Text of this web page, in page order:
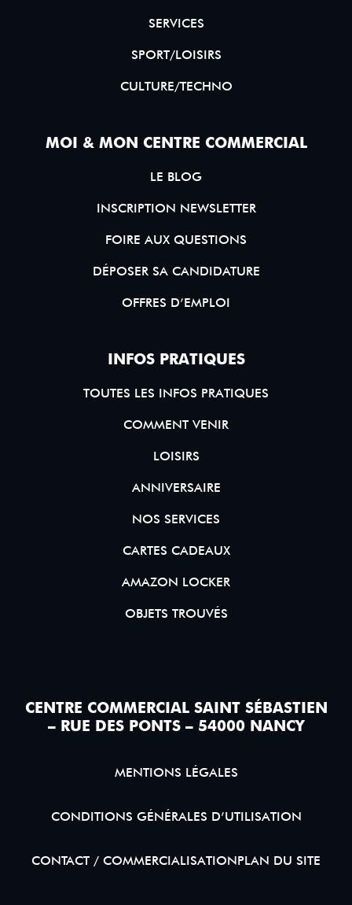
SERVICES
SPORT/LOISIRS
CULTURE/TECHNO
MOI & MON CENTRE COMMERCIAL
LE BLOG
INSCRIPTION NEWSLETTER
FOIRE AUX QUESTIONS
DÉPOSER SA CANDIDATURE
OFFRES D’EMPLOI
INFOS PRATIQUES
TOUTES LES INFOS PRATIQUES
COMMENT VENIR
LOISIRS
ANNIVERSAIRE
NOS SERVICES
CARTES CADEAUX
AMAZON LOCKER
OBJETS TROUVÉS
CENTRE COMMERCIAL SAINT SÉBASTIEN
– RUE DES PONTS – 54000 NANCY
MENTIONS LÉGALES
CONDITIONS GÉNÉRALES D’UTILISATION
CONTACT / COMMERCIALISATIONPLAN DU SITE